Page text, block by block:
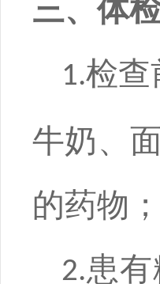
三、体
1.检查
牛奶、
的药物；
2.患